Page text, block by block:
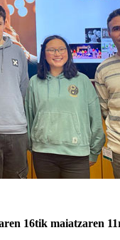
16tik maiatzaren